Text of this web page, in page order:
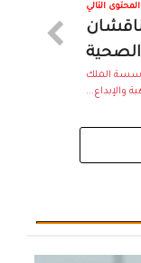
المحتوى التالي
الملك
والإبداع...